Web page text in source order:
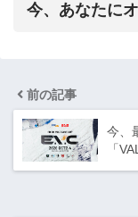
今、あなたに
前の記事
今、
「